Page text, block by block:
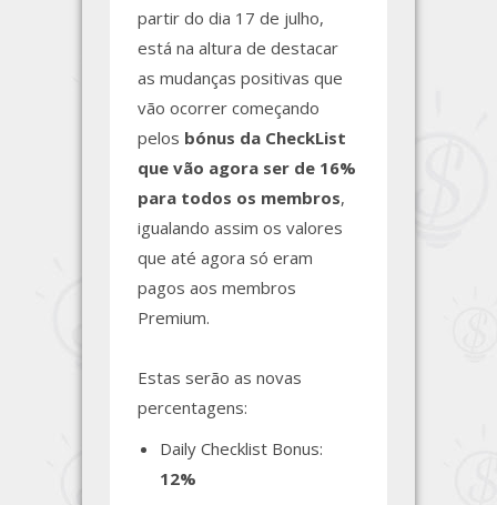
partir do dia 17 de julho,
está na altura de destacar
as mudanças positivas que
vão ocorrer começando
pelos bónus da CheckList
que vão agora ser de 16%
para todos os membros,
igualando assim os valores
que até agora só eram
pagos aos membros
Premium.
Estas serão as novas
percentagens:
Daily Checklist Bonus:
12%